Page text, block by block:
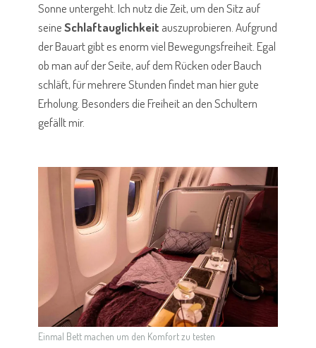
Sonne untergeht. Ich nutz die Zeit, um den Sitz auf
seineSchlaftauglichkeit auszuprobieren. Aufgrund
der Bauart gibt es enorm viel Bewegungsfreiheit. Egal
ob man auf der Seite, auf dem Rücken oder Bauch
schläft, für mehrere Stunden findet man hier gute
Erholung. Besonders die Freiheit an den Schultern
gefällt mir.
Einmal Bett machen um den Komfort zu testen